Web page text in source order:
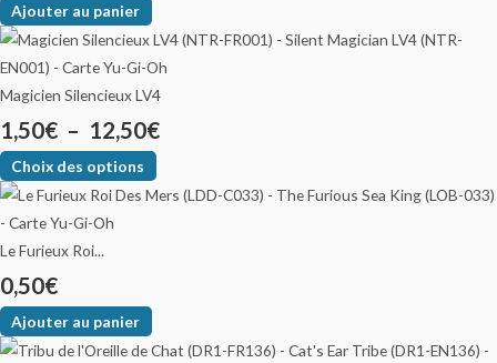
Ajouter au panier
Magicien Silencieux LV4
1,50€ – 12,50€
Choix des options
Le Furieux Roi...
0,50€
Ajouter au panier